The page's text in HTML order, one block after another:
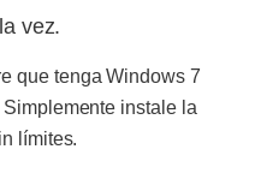
vez.
que tenga Windows 7
instale la
límites.